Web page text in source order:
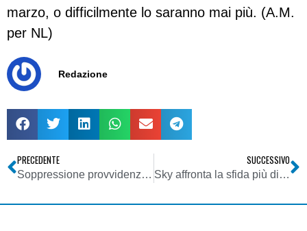
marzo, o difficilmente lo saranno mai più. (A.M.
per NL)
Redazione
PRECEDENTE
Soppressione provvidenze radiotelevisive, FRT: pronti spot contro governo
SUCCESSIVO
Sky affronta la sfida più difficile: consolidare la propria crescita in un ambiente sempre più ostile